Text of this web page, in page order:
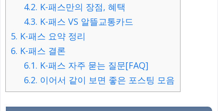
4.2. K-패스만의 장점, 혜택
4.3. K-패스 VS 알뜰교통카드
5. K-패스 요약 정리
6. K-패스 결론
6.1. K-패스 자주 묻는 질문[FAQ]
6.2. 이어서 같이 보면 좋은 포스팅 모음